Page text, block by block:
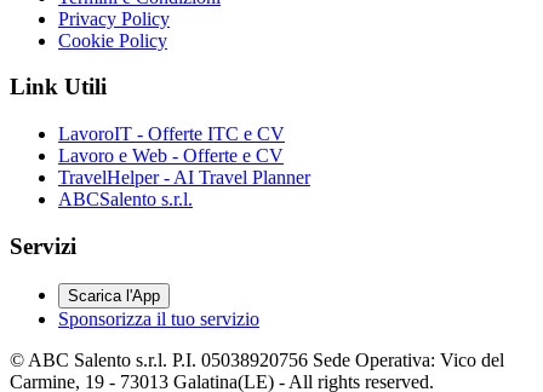
Privacy Policy
Cookie Policy
Link Utili
LavoroIT - Offerte ITC e CV
Lavoro e Web - Offerte e CV
TravelHelper - AI Travel Planner
ABCSalento s.r.l.
Servizi
Scarica l'App
Sponsorizza il tuo servizio
© ABC Salento s.r.l. P.I. 05038920756 Sede Operativa: Vico del
Carmine, 19 - 73013 Galatina(LE) - All rights reserved.